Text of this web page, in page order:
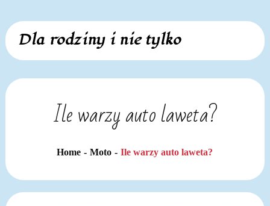
Skip
content
Dla rodziny i nie tylko
Ile warzy auto laweta?
Home Moto Ile warzy auto laweta?